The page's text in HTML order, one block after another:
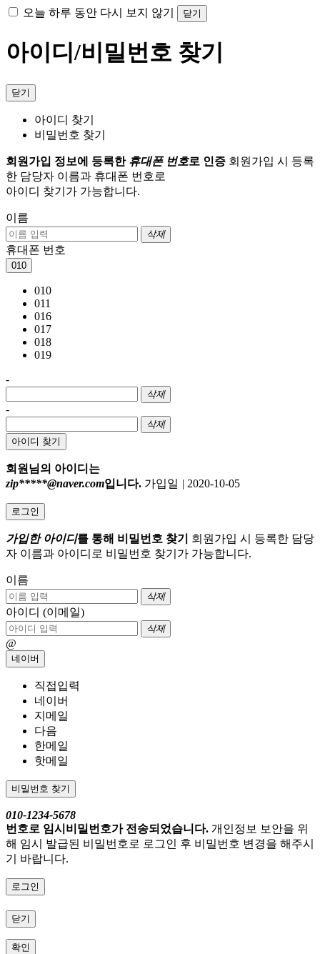
오늘 하루 동안 다시 보지 않기 닫기
아이디/비밀번호 찾기
닫기
아이디 찾기
비밀번호 찾기
회원가입 정보에 등록한 휴대폰 번호로 인증 회원가입 시 등록
한 담당자 이름과 휴대폰 번호로
아이디 찾기가 가능합니다.
이름
삭제
휴대폰 번호
010
010
011
016
017
018
019
-
삭제
-
삭제
아이디 찾기
회원님의 아이디는
zip*****@naver.com입니다. 가입일 | 2020-10-05
로그인
가입한 아이디를 통해 비밀번호 찾기
회원가입 시 등록한 담당
자 이름과 아이디로 비밀번호 찾기가 가능합니다.
이름
삭제
아이디 (이메일)
삭제
@
네이버
직접입력
네이버
지메일
다음
한메일
핫메일
비밀번호 찾기
010-1234-5678
번호로 임시비밀번호가 전송되었습니다. 개인정보 보안을 위
해 임시 발급된 비밀번호로 로그인 후 비밀번호 변경을 해주시
기 바랍니다.
로그인
닫기
확인